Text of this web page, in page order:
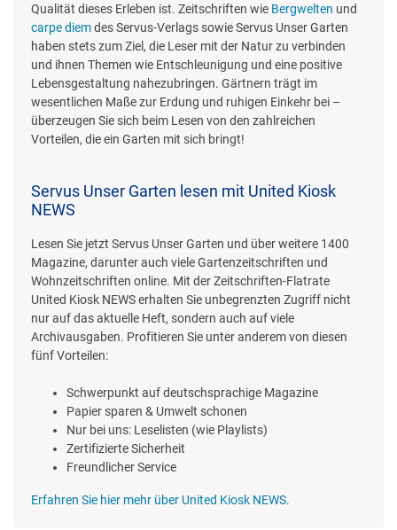
Qualität dieses Erleben ist. Zeitschriften wie Bergwelten und
carpe diemdes Servus-Verlags sowie Servus Unser Garten
haben stets zum Ziel, die Leser mit der Natur zu verbinden
und ihnen Themen wie Entschleunigung und eine positive
Lebensgestaltung nahezubringen. Gärtnern trägt im
wesentlichen Maße zur Erdung und ruhigen Einkehr bei –
überzeugen Sie sich beim Lesen von den zahlreichen
Vorteilen, die ein Garten mit sich bringt!
Servus Unser Garten lesen mit United Kiosk
NEWS
Lesen Sie jetzt Servus Unser Garten und über weitere 1400
Magazine, darunter auch viele Gartenzeitschriften und
Wohnzeitschriften online. Mit der Zeitschriften-Flatrate
United Kiosk NEWS erhalten Sie unbegrenzten Zugriff nicht
nur auf das aktuelle Heft, sondern auch auf viele
Archivausgaben. Profitieren Sie unter anderem von diesen
fünf Vorteilen:
Schwerpunkt auf deutschsprachige Magazine
Papier sparen & Umwelt schonen
Nur bei uns: Leselisten (wie Playlists)
Zertifizierte Sicherheit
Freundlicher Service
Erfahren Sie hier mehr über United Kiosk NEWS.